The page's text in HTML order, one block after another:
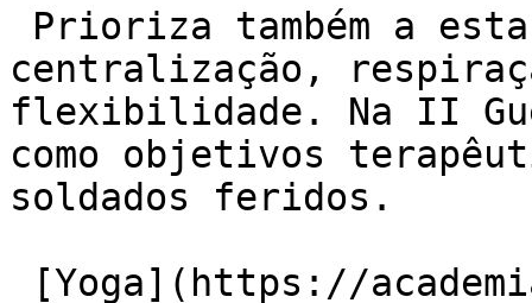
centralização,
flexibilidade. Na II
como objetivos
soldados feridos.